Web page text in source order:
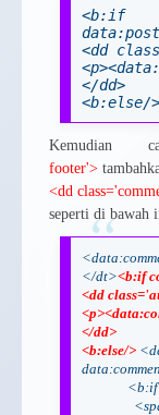
<b:if
<dd
</dd>
<b:else/>
footer'>
<dd
seperti di bawah
</dt><b:if
<dd
</dd>
<b:else/>
<b:if
<span